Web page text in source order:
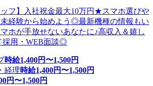
ッフ】入社祝金最大10万円★スマホ選びや
経験から始めよう◎最新機種の情報もい
ホが手放せないあなたに♪高収入＆嬉し
採用・WEB面談◎
時給1,400円〜1,500円
経理時給1,400円〜1,500円
円〜1,500円